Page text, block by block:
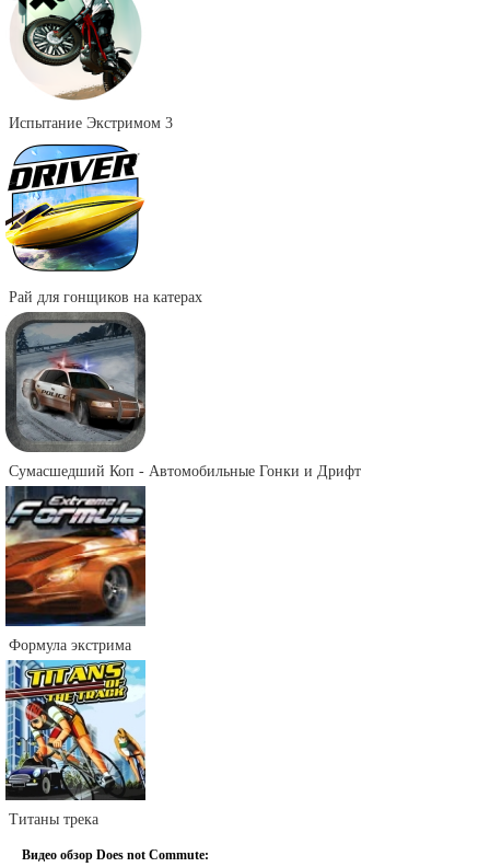
Испытание Экстримом 3
Рай для гонщиков на катерах
Сумасшедший Коп - Автомобильные Гонки и Дрифт
Формула экстрима
Титаны трека
Видео обзор Does not Commute: